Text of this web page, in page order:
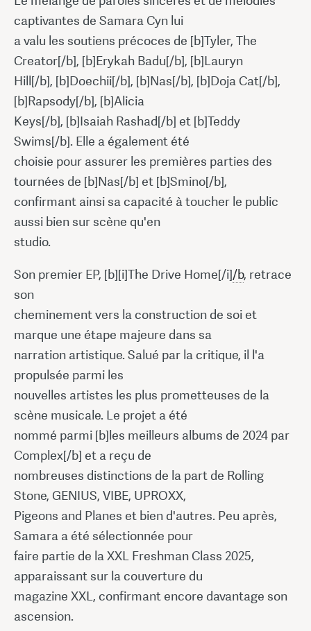
captivantes de Samara Cyn lui
a valu les soutiens précoces de [b]Tyler, The
Creator[/b], [b]Erykah Badu[/b], [b]Lauryn
Hill[/b], [b]Doechii[/b], [b]Nas[/b], [b]Doja Cat[/b],
[b]Rapsody[/b], [b]Alicia
Keys[/b], [b]Isaiah Rashad[/b] et [b]Teddy
Swims[/b]. Elle a également été
choisie pour assurer les premières parties des
tournées de [b]Nas[/b] et [b]Smino[/b],
confirmant ainsi sa capacité à toucher le public
aussi bien sur scène qu'en
studio.
Son premier EP, [b][i]The Drive Home[/i]/b, retrace
son
cheminement vers la construction de soi et
marque une étape majeure dans sa
narration artistique. Salué par la critique, il l'a
propulsée parmi les
nouvelles artistes les plus prometteuses de la
scène musicale. Le projet a été
nommé parmi [b]les meilleurs albums de 2024 par
Complex[/b] et a reçu de
nombreuses distinctions de la part de Rolling
Stone, GENIUS, VIBE, UPROXX,
Pigeons and Planes et bien d'autres. Peu après,
Samara a été sélectionnée pour
faire partie de la XXL Freshman Class 2025,
apparaissant sur la couverture du
magazine XXL, confirmant encore davantage son
ascension.